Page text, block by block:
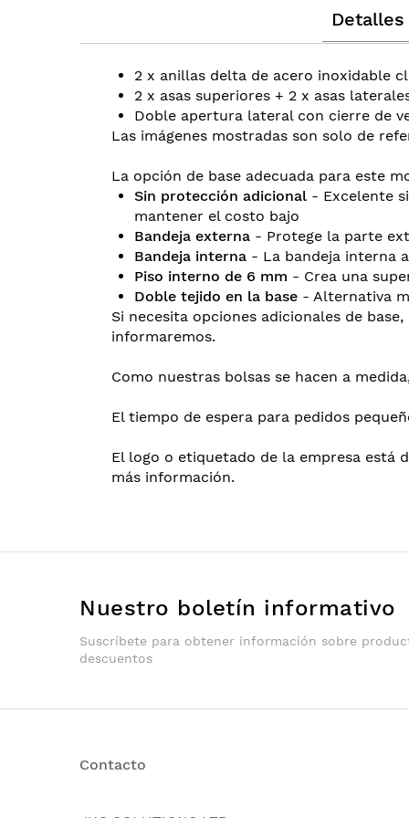
images
gallery
Detalles
2 x anillas delta de acero inoxidable
2 x asas superiores + 2 x asas
Doble apertura lateral con cierre de
Las imágenes mostradas son solo de
La opción de base adecuada para este
Sin protección adicional - Excelente
mantener el costo bajo
Bandeja externa - Protege la parte
Bandeja interna - La bandeja interna
Piso interno de 6 mm - Crea una
Doble tejido en la base - Alternativa
Si necesita opciones adicionales de
informaremos.
Como nuestras bolsas se hacen a
El tiempo de espera para pedidos
El logo o etiquetado de la empresa está
más información.
Nuestro boletín informativo
Suscríbete para obtener información sobre
descuentos
Contacto